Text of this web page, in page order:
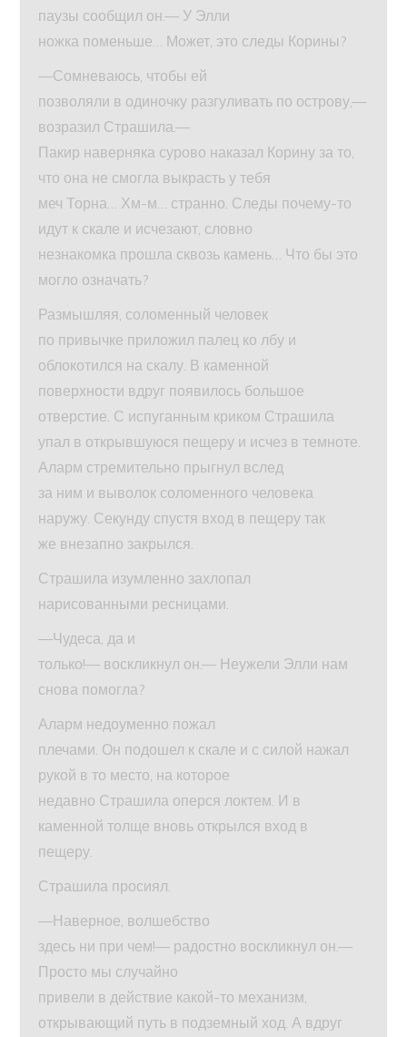
паузы сообщил он.— У Элли
ножка поменьше… Может, это следы Корины?
—Сомневаюсь, чтобы ей
позволяли в одиночку разгуливать по острову,—
возразил Страшила.—
Пакир наверняка сурово наказал Корину за то,
что она не смогла выкрасть у тебя
меч Торна… Хм-м… странно. Следы почему-то
идут к скале и исчезают, словно
незнакомка прошла сквозь камень… Что бы это
могло означать?
Размышляя, соломенный человек
по привычке приложил палец ко лбу и
облокотился на скалу. В каменной
поверхности вдруг появилось большое
отверстие. С испуганным криком Страшила
упал в открывшуюся пещеру и исчез в темноте.
Аларм стремительно прыгнул вслед
за ним и выволок соломенного человека
наружу. Секунду спустя вход в пещеру так
же внезапно закрылся.
Страшила изумленно захлопал
нарисованными ресницами.
—Чудеса, да и
только!— воскликнул он.— Неужели Элли нам
снова помогла?
Аларм недоуменно пожал
плечами. Он подошел к скале и с силой нажал
рукой в то место, на которое
недавно Страшила оперся локтем. И в
каменной толще вновь открылся вход в
пещеру.
Страшила просиял.
—Наверное, волшебство
здесь ни при чем!— радостно воскликнул он.—
Просто мы случайно
привели в действие какой-то механизм,
открывающий путь в подземный ход. А вдруг